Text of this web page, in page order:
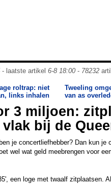
- laatste artikel 6-8 18:00- 78232
roltrap: niet
links inhalen
Tweeling
van as
3 miljoen:
bij de
je concertliefhebber? Dan kun je
wel wat geld meebrengen voor
een loge met twaalf zitplaatsen.